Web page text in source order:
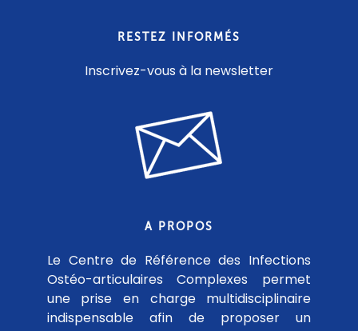
RESTEZ INFORMÉS
Inscrivez-vous à la newsletter
A PROPOS
Le Centre de Référence des Infections
Ostéo-articulaires Complexes permet
une prise en charge multidisciplinaire
indispensable afin de proposer un